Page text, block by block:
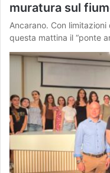
muratura sul
Ancarano. Con
questa mattina il “ponte